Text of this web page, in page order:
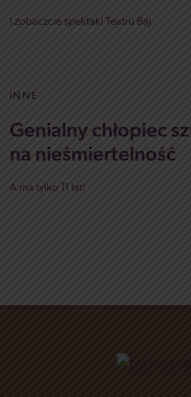
I zobaczcie spektakl Teatru Baj
INNE
Genialny chłopiec
na nieśmiertelność
A ma tylko 11 lat!